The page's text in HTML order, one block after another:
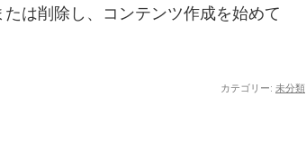
は削除し、コンテンツ作成を始めて
カテゴリー: 未分類